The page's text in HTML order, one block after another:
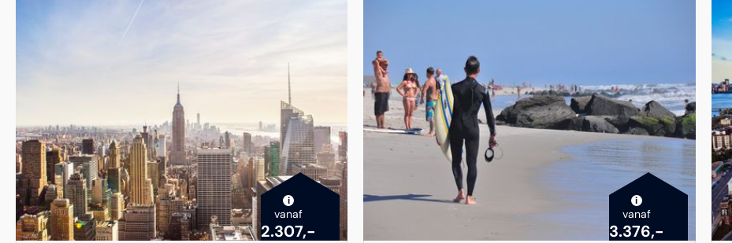
i
vanaf
2.307,-
i
vanaf
3.376,-